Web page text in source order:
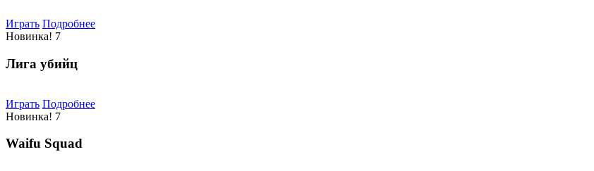
Играть Подробнее
Новинка! 7
Лига убийц
Играть Подробнее
Новинка! 7
Waifu Squad